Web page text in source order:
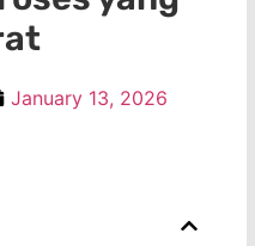
January 13, 2026